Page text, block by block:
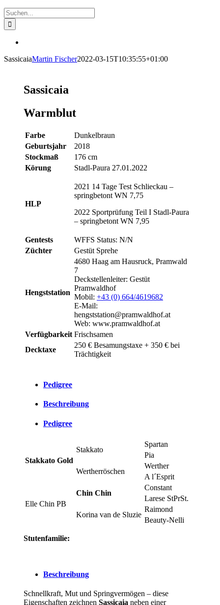
Suche
nach:
Image
SassicaiaMartin Fischer2022-03-15T10:35:55+01:00
Sassicaia
Warmblut
Farbe
Dunkelbraun
Geburtsjahr
2018
Stockmaß
176 cm
Körung
Stadl-Paura 27.01.2022
HLP
2021 14 Tage Test Schlieckau –
springbetont WN 7,75
2022 Sportprüfung Teil I Stadl-Paura
– springbetont WN 7,95
Gentests
WFFS Status: N/N
Züchter
Gestüt Sprehe
Hengststation
4680 Haag am Hausruck, Pramwald
7
Deckstellenleiter: Gestüt
Pramwaldhof
Mobil: +43 (0) 664/4619682
E-Mail:
hengststation@pramwaldhof.at
Web: www.pramwaldhof.at
Verfügbarkeit Frischsamen
Decktaxe
250 € Besamungstaxe + 350 € bei
Trächtigkeit
Pedigree
Beschreibung
Pedigree
Stakkato Gold
Stakkato
Spartan
Pia
Wertherröschen
Werther
A l´Esprit
Elle Chin PB
Chin Chin
Constant
Larese StPrSt.
Korina van de Sluzie
Raimond
Beauty-Nelli
Stutenfamilie:
Beschreibung
Schnellkraft, Mut und Springvermögen – diese
Eigenschaften zeichnen Sassicaia neben einer